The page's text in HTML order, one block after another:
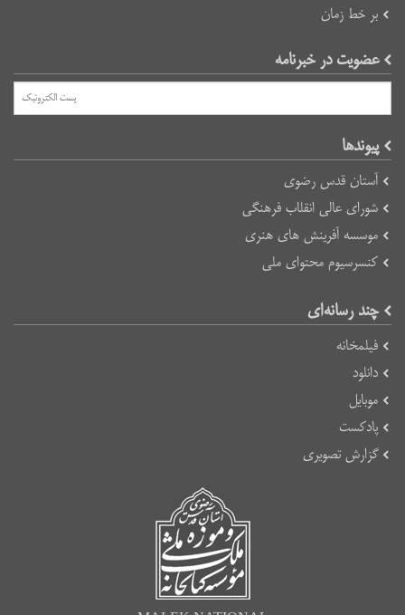
بر خط زمان
عضویت در خبرنامه
پیوند‌ها
آستان قدس رضوی
شورای عالی انقلاب فرهنگی
موسسه آفرینش های هنری
کنسرسیوم محتوای ملی
چند رسانه‌ای
فیلمخانه
دانلود
موبایل
پادکست
گزارش تصویری